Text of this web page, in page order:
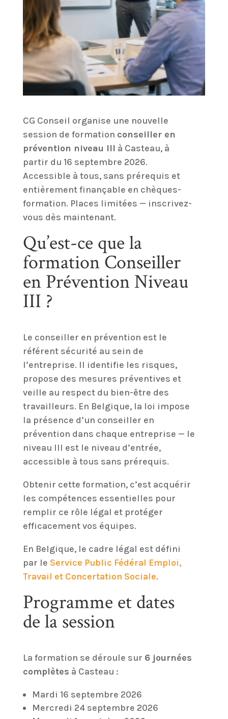
CG Conseil organise une nouvelle
session de formation conseiller en
prévention niveau III à Casteau, à
partir du 16 septembre 2026.
Accessible à tous, sans prérequis et
entièrement finançable en chèques-
formation. Places limitées — inscrivez-
vous dès maintenant.
Qu’est-ce que la
formation Conseiller
en Prévention Niveau
III ?
Le conseiller en prévention est le
référent sécurité au sein de
l’entreprise. Il identifie les risques,
propose des mesures préventives et
veille au respect du bien-être des
travailleurs. En Belgique, la loi impose
la présence d’un conseiller en
prévention dans chaque entreprise — le
niveau III est le niveau d’entrée,
accessible à tous sans prérequis.
Obtenir cette formation, c’est acquérir
les compétences essentielles pour
remplir ce rôle légal et protéger
efficacement vos équipes.
En Belgique, le cadre légal est défini
par le Service Public Fédéral Emploi,
Travail et Concertation Sociale.
Programme et dates
de la session
La formation se déroule sur 6 journées
complètes à Casteau :
Mardi 16 septembre 2026
Mercredi 24 septembre 2026